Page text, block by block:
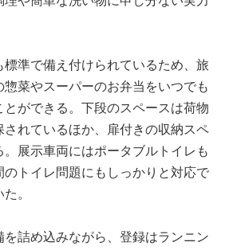
標準で備え付けられているため、旅
菜やスーパーのお弁当をいつでも
ができる。下段のスペースは荷物
れているほか、扉付きの収納スペ
展示車両にはポータブルトイレも
トイレ問題にもしっかりと対応で
。
を詰め込みながら、登録はランニン